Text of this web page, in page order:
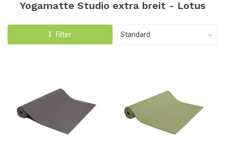
Yogamatte Studio extra breit - Lotus
Filter